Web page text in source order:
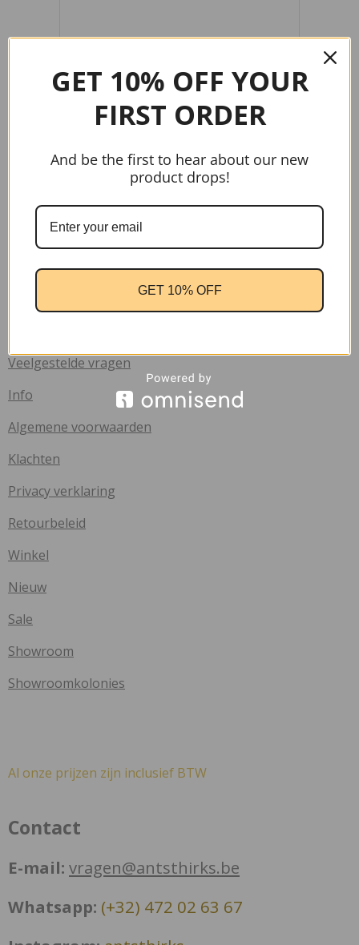
gtag('config', 'AW-17037107622');
Handige links
Home
Contact
Veelgestelde vragen
Info
Algemene voorwaarden
Klachten
Privacy verklaring
Retourbeleid
Winkel
Nieuw
Sale
Showroom
Showroomkolonies
Al onze prijzen zijn inclusief BTW
Contact
E-mail: vragen@antsthirks.be
Whatsapp: (+32) 472 02 63 67
GET 10% OFF YOUR
FIRST ORDER
And be the first to hear about our new
product drops!
GET 10% OFF